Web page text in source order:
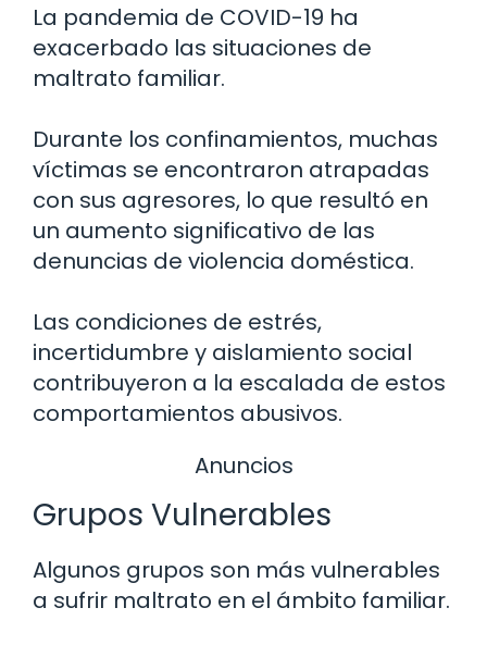
La pandemia de COVID-19 ha
exacerbado las situaciones de
maltrato familiar.
Durante los confinamientos, muchas
víctimas se encontraron atrapadas
con sus agresores, lo que resultó en
un aumento significativo de las
denuncias de violencia doméstica.
Las condiciones de estrés,
incertidumbre y aislamiento social
contribuyeron a la escalada de estos
comportamientos abusivos.
Anuncios
Grupos Vulnerables
Algunos grupos son más vulnerables
a sufrir maltrato en el ámbito familiar.